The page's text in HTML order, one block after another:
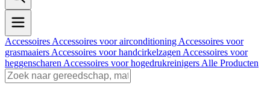
Accessoires Accessoires voor airconditioning Accessoires voor
grasmaaiers Accessoires voor handcirkelzagen Accessoires voor
heggenscharen Accessoires voor hogedrukreinigers Alle Producten